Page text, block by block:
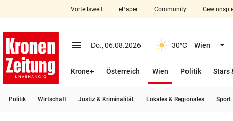
closeSchließen
account_circle Anmelden
arrow_right
Vorteilswelt ePaper Community
menu Menü aufklappen
Do., 06.08.2026 30°C Wien
Krone+ Österreich Wien
Politik
Stars
Politik Wirtschaft Justiz & Kriminalität Lokales & Regionales Sport